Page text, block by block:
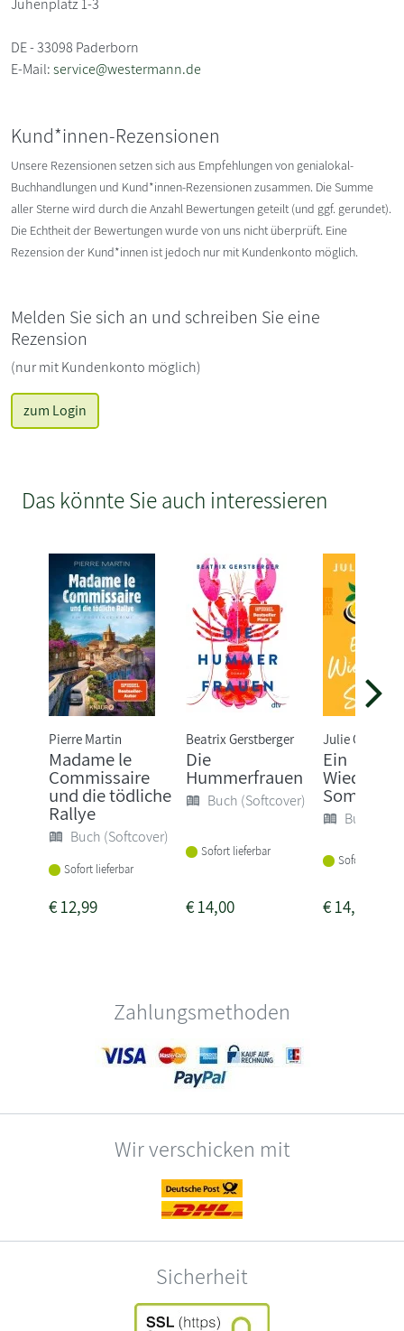
DE - 33098 Paderborn
E-Mail:service@westermann.de
Kund*innen-Rezensionen
Unsere Rezensionen setzen sich aus Empfehlungen von genialokal-
Buchhandlungen und Kund*innen-Rezensionen zusammen. Die Summe
aller Sterne wird durch die Anzahl Bewertungen geteilt (und ggf. gerundet).
Die Echtheit der Bewertungen wurde von uns nicht überprüft. Eine
Rezension der Kund*innen ist jedoch nur mit Kundenkonto möglich.
Melden Sie sich an und schreiben Sie eine
Rezension
(nur mit Kundenkonto möglich)
zum Login
Das könnte Sie auch interessieren
Pierre Martin
Madame le
Commissaire
und die tödliche
Rallye
Buch (Softcover)
Sofort lieferbar
€12,99
Beatrix Gerstberger
Die
Hummerfrauen
Buch (Softcover)
Sofort lieferbar
€14,00
Julie Caplin
Ein
Sommer
Buch
Sofort
€14,00
Zahlungsmethoden
Wir verschicken mit
Sicherheit